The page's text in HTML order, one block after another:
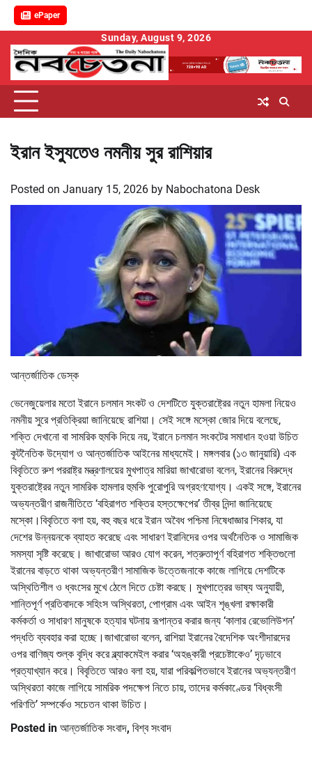
ePaper
content
Sunday, August 9, 2026
ইরান ইস্যুতেও নমনীয় সুর রাশিয়ার
Posted on January 15, 2026 by Nabochatona Desk
আন্তর্জাতিক ডেস্ক
ভেনেজুয়েলার মতো ইরানে চলমান সংকট ও দেশটিতে যুক্তরাষ্ট্রের নতুন হামলা নিয়েও
নমনীয় সুরে প্রতিক্রিয়া জানিয়েছে রাশিয়া। সেই সঙ্গে মস্কো জোর দিয়ে বলেছে,
শক্তি দেখানো বা সামরিক হুমকি দিয়ে নয়, ইরানে চলমান সংকটের সমাধান হওয়া উচিত
কূটনৈতিক উদ্যোগ ও আন্তর্জাতিক আইনের মাধ্যমেই। মঙ্গলবার (১৩ জানুয়ারি) এক
বিবৃতিতে রুশ পররাষ্ট্র মন্ত্রণালয়ের মুখপাত্র মারিয়া জাখারোভা বলেন, ইরানের বিরুদ্ধে
যুক্তরাষ্ট্রের নতুন সামরিক হামলার হুমকি পুরোপুরি অগ্রহণযোগ্য। একই সঙ্গে, ইরানের
অভ্যন্তরীণ রাজনীতিতে ‘বহিরাগত শক্তির হস্তক্ষেপের’ তীব্র নিন্দা জানিয়েছে
মস্কো।বিবৃতিতে বলা হয়, বহু বছর ধরে ইরান অবৈধ পশ্চিমা নিষেধাজ্ঞার শিকার, যা
দেশের উন্নয়নকে ব্যাহত করেছে এবং সাধারণ ইরানিদের ওপর অর্থনৈতিক ও সামাজিক
সমস্যা সৃষ্টি করেছে। জাখারোভা আরও যোগ করেন, শত্রুতাপূর্ণ বহিরাগত শক্তিগুলো
ইরানের বাড়তে থাকা অভ্যন্তরীণ সামাজিক উত্তেজনাকে কাজে লাগিয়ে দেশটিকে
অস্থিতিশীল ও ধ্বংসের মুখে ঠেলে দিতে চেষ্টা করছে। মুখপাত্রের ভাষ্য অনুযায়ী,
শান্তিপূর্ণ প্রতিবাদকে সহিংস অস্থিরতা, পোগ্রাম এবং আইন শৃঙ্খলা রক্ষাকারী
কর্মকর্তা ও সাধারণ মানুষকে হত্যার ঘটনায় রূপান্তর করার জন্য ‘কালার রেভোলিউশন’
পদ্ধতি ব্যবহার করা হচ্ছে।জাখারোভা বলেন, রাশিয়া ইরানের বৈদেশিক অংশীদারদের
ওপর বাণিজ্য শুল্ক বৃদ্ধি করে ব্ল্যাকমেইল করার ‘অহঙ্কারী প্রচেষ্টাকেও’ দৃঢ়ভাবে
প্রত্যাখ্যান করে। বিবৃতিতে আরও বলা হয়, যারা পরিকল্পিতভাবে ইরানের অভ্যন্তরীণ
অস্থিরতা কাজে লাগিয়ে সামরিক পদক্ষেপ নিতে চায়, তাদের কর্মকাণ্ডের ‘বিধ্বংসী
পরিণতি’ সম্পর্কেও সচেতন থাকা উচিত।
Posted in আন্তর্জাতিক সংবাদ, বিশ্ব সংবাদ